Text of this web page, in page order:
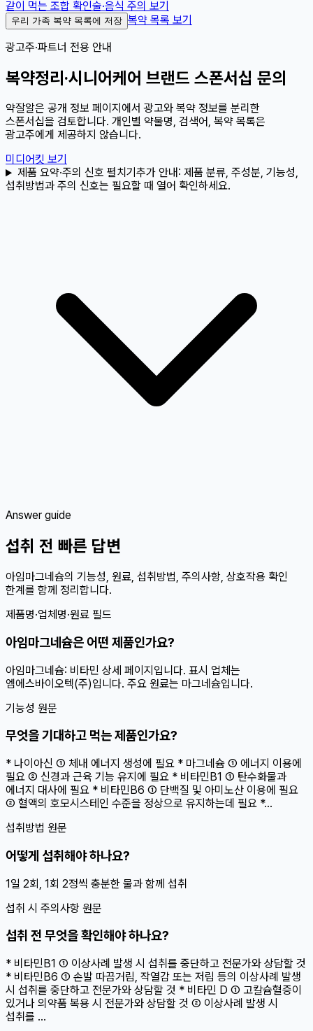
같이 먹는 조합 확인술·음식 주의 보기
우리 가족 복약 목록에 저장 복약 목록 보기
광고주·파트너 전용 안내
복약정리·시니어케어 브랜드 스폰서십 문의
약잘알은 공개 정보 페이지에서 광고와 복약 정보를 분리한
스폰서십을 검토합니다. 개인별 약물명, 검색어, 복약 목록은
광고주에게 제공하지 않습니다.
미디어킷 보기
제품 요약·주의 신호 펼치기 추가 안내: 제품 분류, 주성분, 기능성,
섭취방법과 주의 신호는 필요할 때 열어 확인하세요.
Answer guide
섭취 전 빠른 답변
아임마그네슘의 기능성, 원료, 섭취방법, 주의사항, 상호작용 확인
한계를 함께 정리합니다.
제품명·업체명·원료 필드
아임마그네슘은 어떤 제품인가요?
아임마그네슘: 비타민 상세 페이지입니다. 표시 업체는
엠에스바이오텍(주)입니다. 주요 원료는 마그네슘입니다.
기능성 원문
무엇을 기대하고 먹는 제품인가요?
* 나이아신 ① 체내 에너지 생성에 필요 * 마그네슘 ① 에너지 이용에
필요 ② 신경과 근육 기능 유지에 필요 * 비타민B1 ① 탄수화물과
에너지 대사에 필요 * 비타민B6 ① 단백질 및 아미노산 이용에 필요
② 혈액의 호모시스테인 수준을 정상으로 유지하는데 필요 *...
섭취방법 원문
어떻게 섭취해야 하나요?
1일 2회, 1회 2정씩 충분한 물과 함께 섭취
섭취 시 주의사항 원문
섭취 전 무엇을 확인해야 하나요?
* 비타민B1 ① 이상사례 발생 시 섭취를 중단하고 전문가와 상담할 것
* 비타민B6 ① 손발 따끔거림, 작열감 또는 저림 등의 이상사례 발생
시 섭취를 중단하고 전문가와 상담할 것 * 비타민 D ① 고칼슘혈증이
있거나 의약품 복용 시 전문가와 상담할 것 ② 이상사례 발생 시
섭취를 ...